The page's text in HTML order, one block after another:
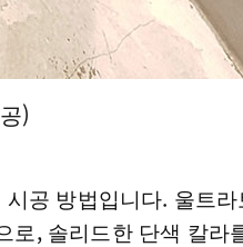
)
공 방법입니다. 울트
로, 솔리드한 단색 칼라